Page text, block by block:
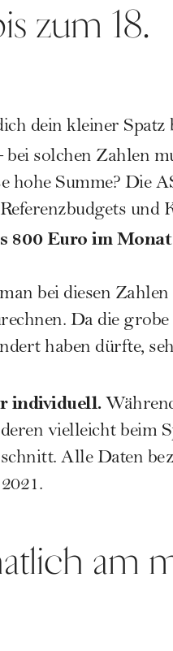
zum 18.
dein kleiner Spatz
solchen Zahlen
hohe Summe? Die
und
800 Euro im Monat
bei diesen Zahlen
Da die grobe
haben dürfte,
individuell.
vielleicht beim
Alle Daten
am